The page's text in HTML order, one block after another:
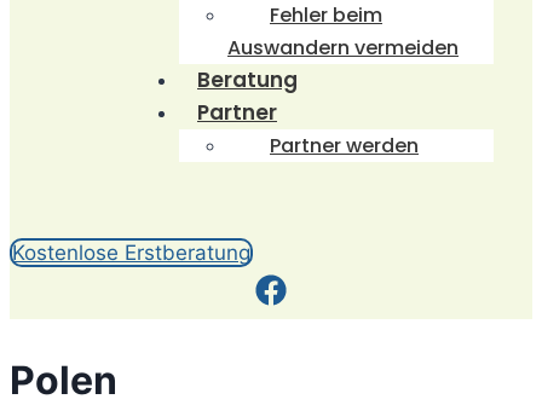
Fehler beim
Auswandern vermeiden
Beratung
Partner
Partner werden
Kostenlose Erstberatung
Polen